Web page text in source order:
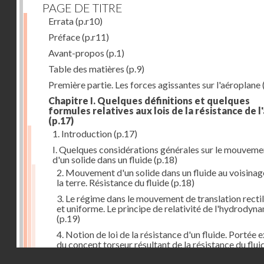
PAGE DE TITRE
Errata(p.r10)
Préface(p.r11)
Avant-propos (p.1)
Table des matières (p.9)
Première partie. Les forces agissantes sur l'aéroplane
Chapitre I. Quelques définitions et quelques
formules relatives aux lois de la résistance de
(p.17)
1. Introduction(p.17)
I. Quelques considérations générales sur le
d'un solide dans un fluide(p.18)
2. Mouvement d'un solide dans un fluide au
la terre. Résistance du fluide(p.18)
3. Le régime dans le mouvement de translation
et uniforme. Le principe de relativité de
(p.19)
4. Notion de loi de la résistance d'un fluide. Portée
du concept torseur résultant de la résistance du